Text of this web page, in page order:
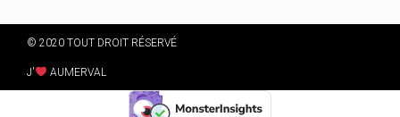
© 2020 TOUT DROIT RÉSERVÉ
J' AUMERVAL